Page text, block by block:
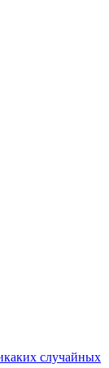
случайных